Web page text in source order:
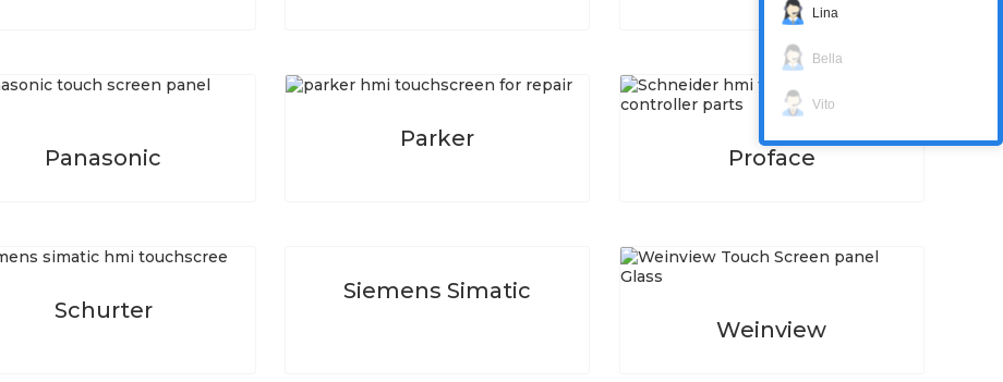
Panasonic
Parker
Proface
Schurter
Siemens Simatic
Weinview
Lina
Bella
Vito